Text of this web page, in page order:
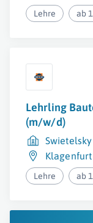
Lehre ab
Lehrling
(m/w/d)
Swietelsky
Lehre ab